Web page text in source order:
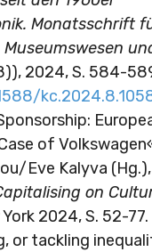
Monatsschrift
2024, S. 584-
of
Eve Kalyva
on
2024, S. 52-77.
or tackling